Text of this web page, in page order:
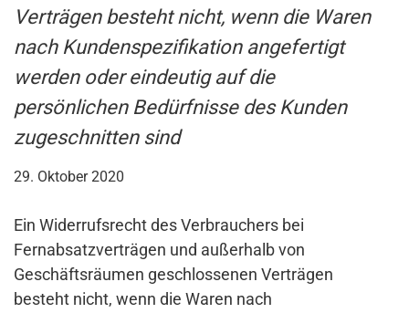
Verträgen besteht nicht, wenn die Waren
nach Kundenspezifikation angefertigt
werden oder eindeutig auf die
persönlichen Bedürfnisse des Kunden
zugeschnitten sind
29. Oktober 2020
Ein Widerrufsrecht des Verbrauchers bei
Fernabsatzverträgen und außerhalb von
Geschäftsräumen geschlossenen Verträgen
besteht nicht, wenn die Waren nach